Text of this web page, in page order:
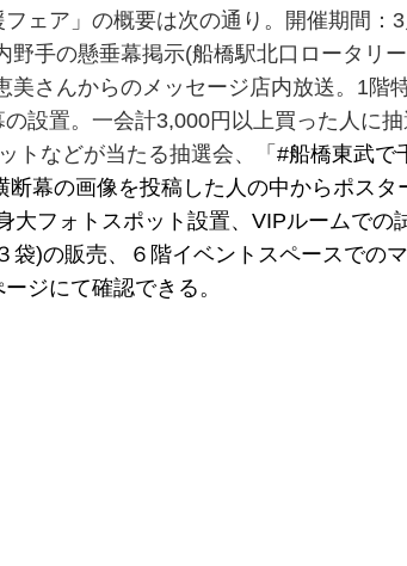
ェア」の概要は次の通り。開催期間：
野手の懸垂幕掲示(船橋駅北口ロータリ
さんからのメッセージ店内放送。1階
設置。一会計3,000円以上買った人に抽
トなどが当たる抽選会、「 #船橋東武で
幕の画像を投稿した人の中からポスタ
大フォトスポット設置、VIPルームでの
)の販売、６階イベントスペースでの
ジにて確認できる。